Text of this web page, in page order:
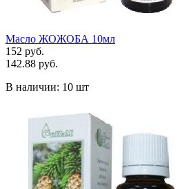
Масло ЖОЖОБА 10мл
152 руб.
142.88 руб.
В наличии: 10 шт